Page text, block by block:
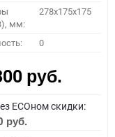
мм:
278x175x175
0
руб.
ECOном скидки:
руб.